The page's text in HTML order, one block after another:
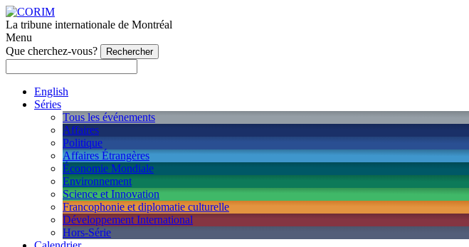
La tribune internationale de Montréal
Menu
Que cherchez-vous?
English
Séries
Tous les événements
Affaires
Politique
Affaires Étrangères
Économie Mondiale
Environnement
Science et Innovation
Francophonie et diplomatie culturelle
Développement International
Hors-Série